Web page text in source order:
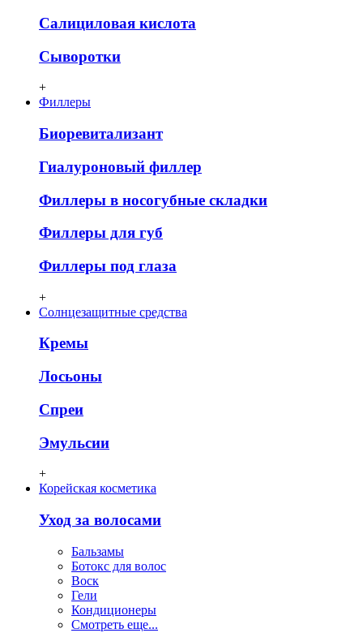
Салициловая кислота
Сыворотки
+
Филлеры
Биоревитализант
Гиалуроновый филлер
Филлеры в носогубные складки
Филлеры для губ
Филлеры под глаза
+
Солнцезащитные средства
Кремы
Лосьоны
Спреи
Эмульсии
+
Корейская косметика
Уход за волосами
Бальзамы
Ботокс для волос
Воск
Гели
Кондиционеры
Смотреть еще...